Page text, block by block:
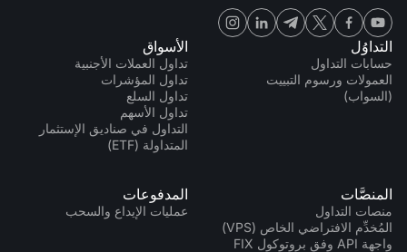
التداوُل
حسابات التداول
العمولات ورسوم التبييت
(السواب)
الأسواق
تداول العملات الأجنبية
تداول المؤشرات
تداول السلع
تداول الأسهم
التداول في صناديق الإستثمار
المتداولة (ETF)
المنصَّات
منصات التداول
المُخدِّم الافتراضي الخاص (VPS)
واجهة API وفق بروتوكول FIX
المدفوعات
عمليات الإيداع والسحب